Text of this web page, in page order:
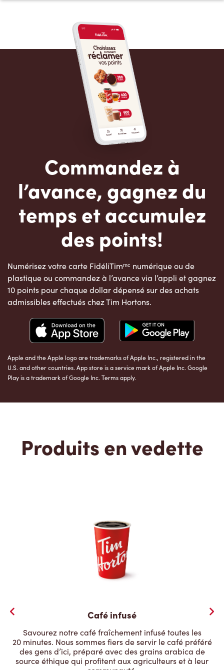
Commandez à
l’avance, gagnez du
temps et accumulez
des points!
Numérisez votre carte FidéliTimᵐᶜ numérique ou de
plastique ou commandez à l’avance via l’appli et gagnez
10 points pour chaque dollar dépensé sur des achats
admissibles effectués chez Tim Hortons.
Apple and the Apple logo are trademarks of Apple Inc., registered in the
U.S. and other countries. App store is a service mark of Apple Inc. Google
Play is a trademark of Google Inc. Terms apply.
Produits en vedette
Café infusé
Savourez notre café fraîchement infusé toutes les
20 minutes. Nous sommes fiers de servir le café préféré
des gens d’ici, préparé avec des grains arabica de
source éthique qui profitent aux agriculteurs et à leur